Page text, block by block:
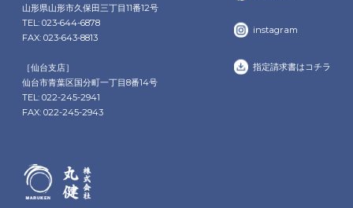
山形県山形市久保田三丁目11番12号
TEL: 023-644-6878
FAX: 023-643-8813
［仙台支店］
仙台市青葉区国分町一丁目8番14号
TEL: 022-245-2941
FAX: 022-245-2943
instagram
指定請求書はコチラ